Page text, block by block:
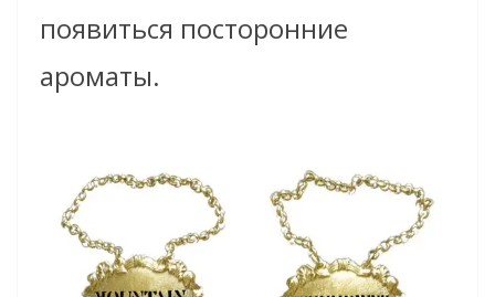
появиться посторонние
ароматы.